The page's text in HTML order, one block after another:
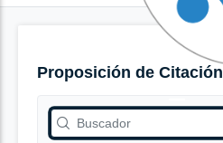
Proposición de Citación